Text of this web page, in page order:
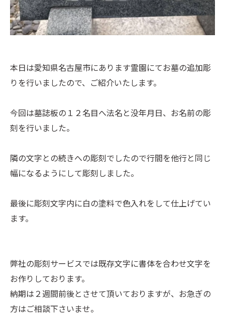
本日は愛知県名古屋市にあります霊園にてお墓の追加彫
りを行いましたので、ご紹介いたします。
今回は墓誌板の１２名目へ法名と没年月日、お名前の彫
刻を行いました。
隣の文字との続きへの彫刻でしたので行間を他行と同じ
幅になるようにして彫刻しました。
最後に彫刻文字内に白の塗料で色入れをして仕上げてい
ます。
弊社の彫刻サービスでは既存文字に書体を合わせ文字を
お作りしております。
納期は２週間前後とさせて頂いておりますが、お急ぎの
方はご相談下さいませ。